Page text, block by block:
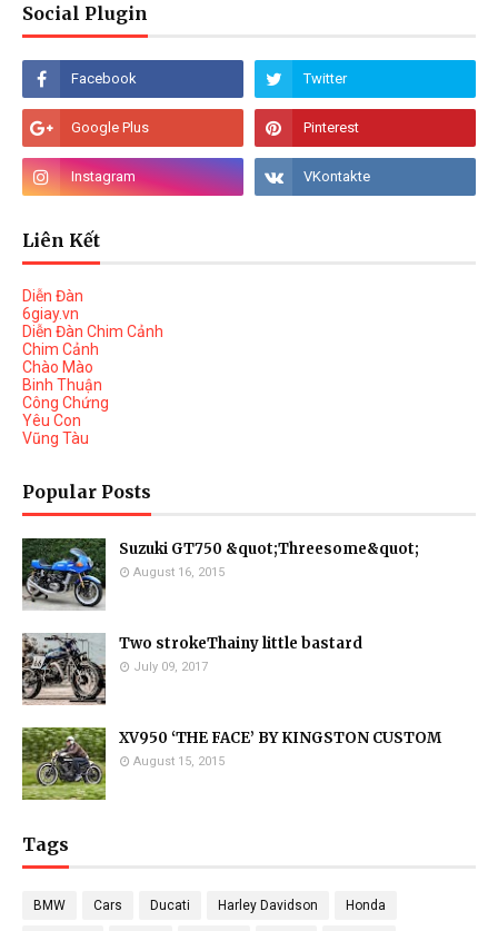
Social Plugin
Liên Kết
Diễn Đàn
6giay.vn
Diễn Đàn Chim Cảnh
Chim Cảnh
Chào Mào
Binh Thuận
Công Chứng
Yêu Con
Vũng Tàu
Popular Posts
Suzuki GT750 &quot;Threesome&quot;
August 16, 2015
Two strokeThainy little bastard
July 09, 2017
XV950 ‘THE FACE’ BY KINGSTON CUSTOM
August 15, 2015
Tags
BMW Cars Ducati Harley Davidson Honda